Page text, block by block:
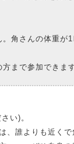
んの体重が1㎏
で参加できます
い)。
、誰よりも近く